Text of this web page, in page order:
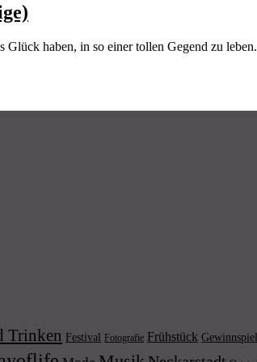
haben, in so einer tollen Gegend zu
Trinken Festival Fotografie Frühstück Gewinnspiel